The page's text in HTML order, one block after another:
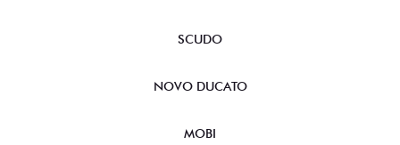
SCUDO
NOVO DUCATO
MOBI